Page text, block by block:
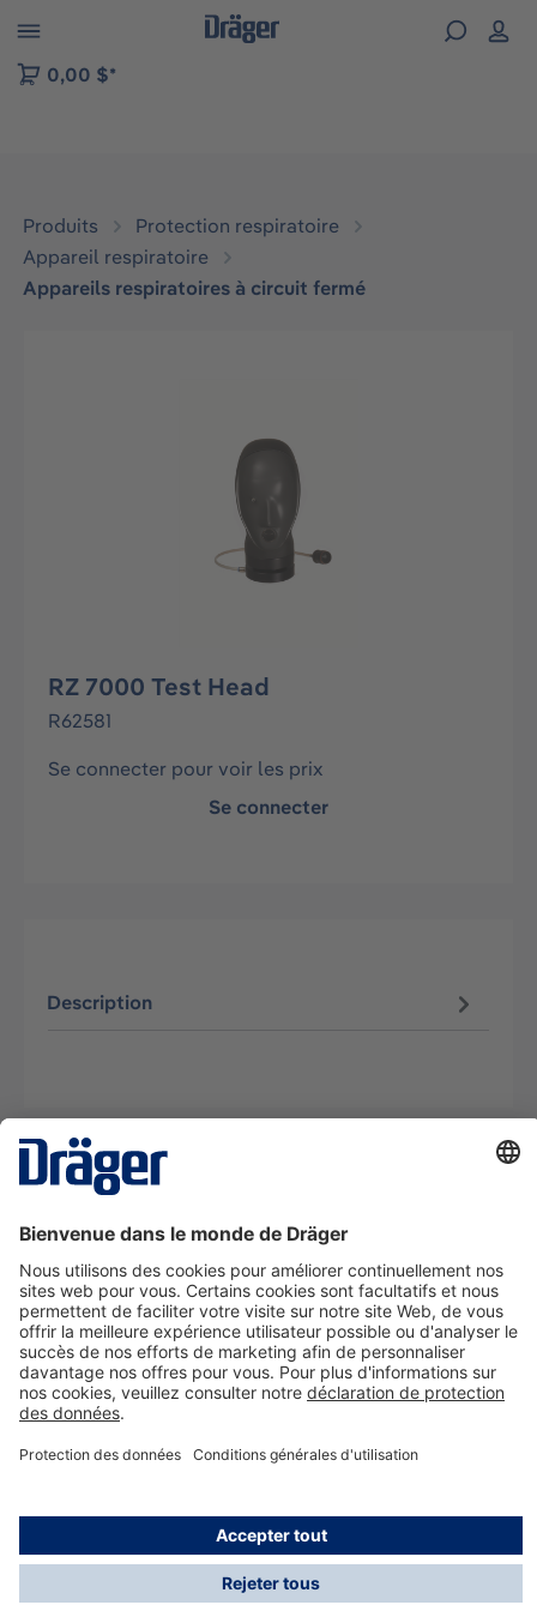
to B2B platform navigation
0,00 $*
Produits
Protection respiratoire
Appareil respiratoire
Appareils respiratoires à circuit fermé
RZ 7000 Test Head
R62581
Se connecter pour voir les prix
Se connecter
Description
La technologie
Nous contacter
A propos de Dräger
Informations
*Les taxes et les frais d'expédition ne sont pas inclus
dans les prix indiqués, sauf mention contraire. Des frais